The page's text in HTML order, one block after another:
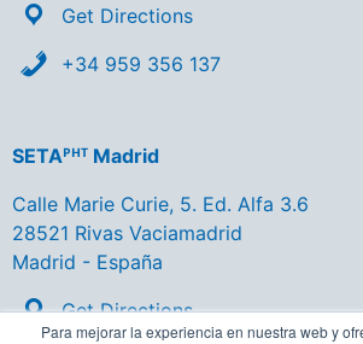
Para mejorar la experiencia en nuestra web y
Get Directions
+34 959 356 137
SETAᴾᴴᵀ Madrid
Calle Marie Curie, 5. Ed. Alfa 3.6
28521 Rivas Vaciamadrid
Madrid - España
Get Directions